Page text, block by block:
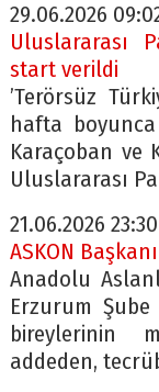
29.06.2026
Uluslararası
start verildi
’Terörsüz
hafta boyunca
Karaçoban ve
Uluslararası
21.06.2026
ASKON
Anadolu
Erzurum
bireylerinin
addeden,